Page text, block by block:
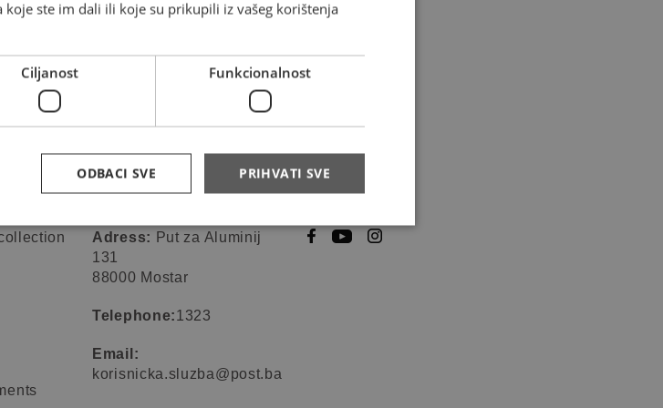
Contact information
Adress: Put za Aluminij
131
88000 Mostar
Telephone:1323
Email:
korisnicka.sluzba@post.ba
Follow us
ste im dali ili koje su prikupili iz vašeg korištenja
Ciljanost Funkcionalnost
PRIHVATI SVE
ODBACI SVE